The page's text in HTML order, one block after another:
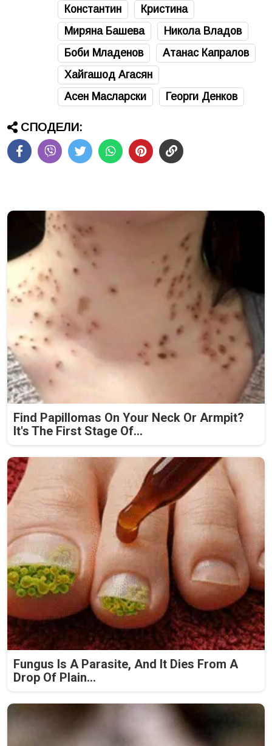
Константин
Кристина
Миряна Башева
Никола Владов
Боби Младенов
Атанас Капралов
Хайгашод Агасян
Асен Масларски
Георги Денков
СПОДЕЛИ:
Find Papillomas On Your Neck Or Armpit?
It's The First Stage Of...
Fungus Is A Parasite, And It Dies From A
Drop Of Plain...